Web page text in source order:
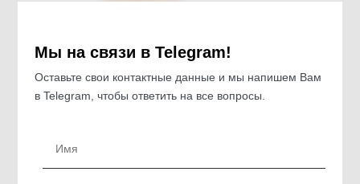
Мы на связи в Telegram!
Оставьте свои контактные данные и мы напишем Вам
в Telegram, чтобы ответить на все вопросы.